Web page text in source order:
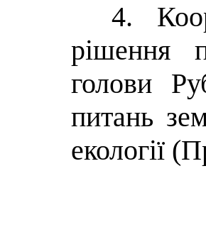
4.
рішення
голови
питань
екології